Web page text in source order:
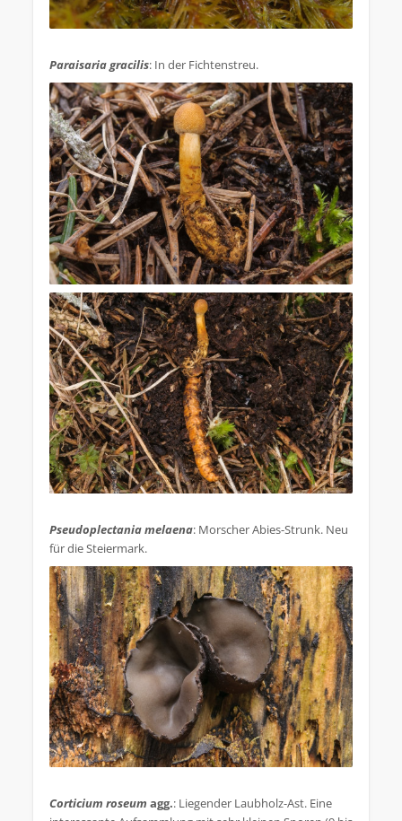
Paraisaria gracilis: In der Fichtenstreu.
Pseudoplectania melaena: Morscher Abies-Strunk. Neu
für die Steiermark.
Corticium roseum agg.: Liegender Laubholz-Ast. Eine